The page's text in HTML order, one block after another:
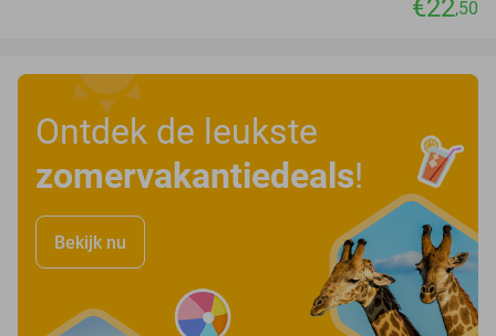
€22,50
Ontdek de leukste
zomervakantiedeals!
Bekijk nu